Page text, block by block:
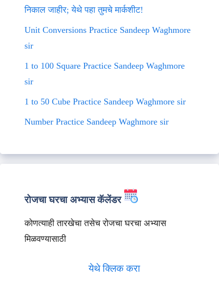
निकाल जाहीर; येथे पहा तुमचे मार्कशीट!
Unit Conversions Practice Sandeep Waghmore
sir
1 to 100 Square Practice Sandeep Waghmore
sir
1 to 50 Cube Practice Sandeep Waghmore sir
Number Practice Sandeep Waghmore sir
रोजचा घरचा अभ्यास कॅलेंडर
कोणत्याही तारखेचा तसेच रोजचा घरचा अभ्यास
मिळवण्यासाठी
येथे क्लिक करा